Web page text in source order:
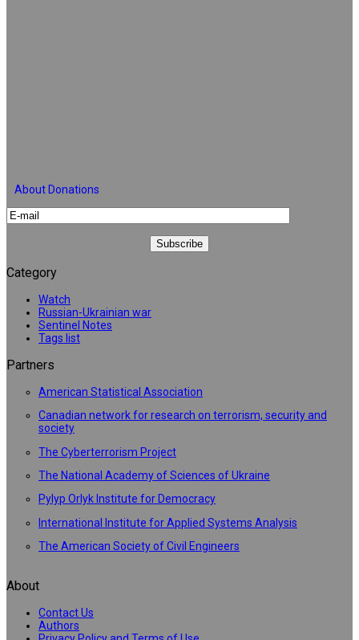
About Donations
Category
Watch
Russian-Ukrainian war
Sentinel Notes
Tags list
Partners
American Statistical Association
Canadian network for research on terrorism, security and
society
The Cyberterrorism Project
The National Academy of Sciences of Ukraine
Pylyp Orlyk Institute for Democracy
International Institute for Applied Systems Analysis
The American Society of Civil Engineers
About
Contact Us
Authors